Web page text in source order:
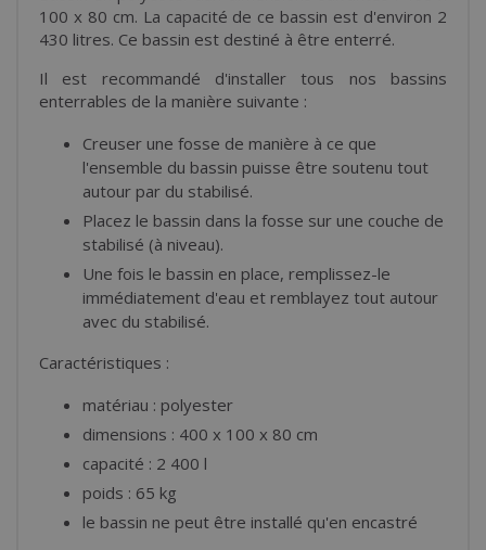
100 x 80 cm. La capacité de ce bassin est d'environ 2
430 litres. Ce bassin est destiné à être enterré.
Il est recommandé d'installer tous nos bassins
enterrables de la manière suivante :
Creuser une fosse de manière à ce que
l'ensemble du bassin puisse être soutenu tout
autour par du stabilisé.
Placez le bassin dans la fosse sur une couche de
stabilisé (à niveau).
Une fois le bassin en place, remplissez-le
immédiatement d'eau et remblayez tout autour
avec du stabilisé.
Caractéristiques :
matériau : polyester
dimensions : 400 x 100 x 80 cm
capacité : 2 400 l
poids : 65 kg
le bassin ne peut être installé qu'en encastré